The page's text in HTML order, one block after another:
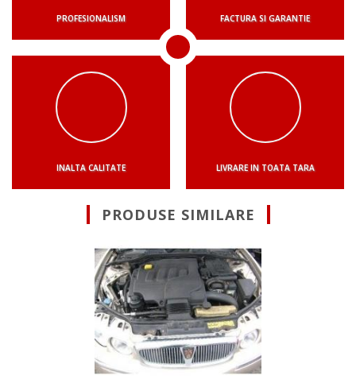
PROFESIONALISM FACTURA SI GARANTIE
INALTA CALITATE LIVRARE IN TOATA TARA
PRODUSE SIMILARE
Suna pentru
cutie de viteza manuala
Rover 75 2.0CDT